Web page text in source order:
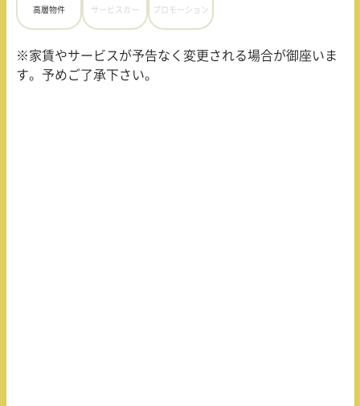
高層物件 サービスカー プロモーション
※家賃やサービスが予告なく変更される場合が御座いま
す。予めご了承下さい。